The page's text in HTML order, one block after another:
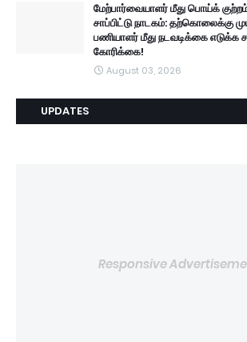
மேற்பார்வையாளர் மீது பொய்க்
சாப்பிட்டு நாடகம்: தற்கொலைக்கு
பணியாளர் மீது நடவடிக்கை
கோரிக்கை!
August 03, 2026
UPDATES
Responsive